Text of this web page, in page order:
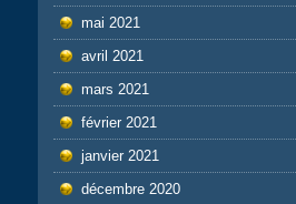
mai 2021
avril 2021
mars 2021
février 2021
janvier 2021
décembre 2020